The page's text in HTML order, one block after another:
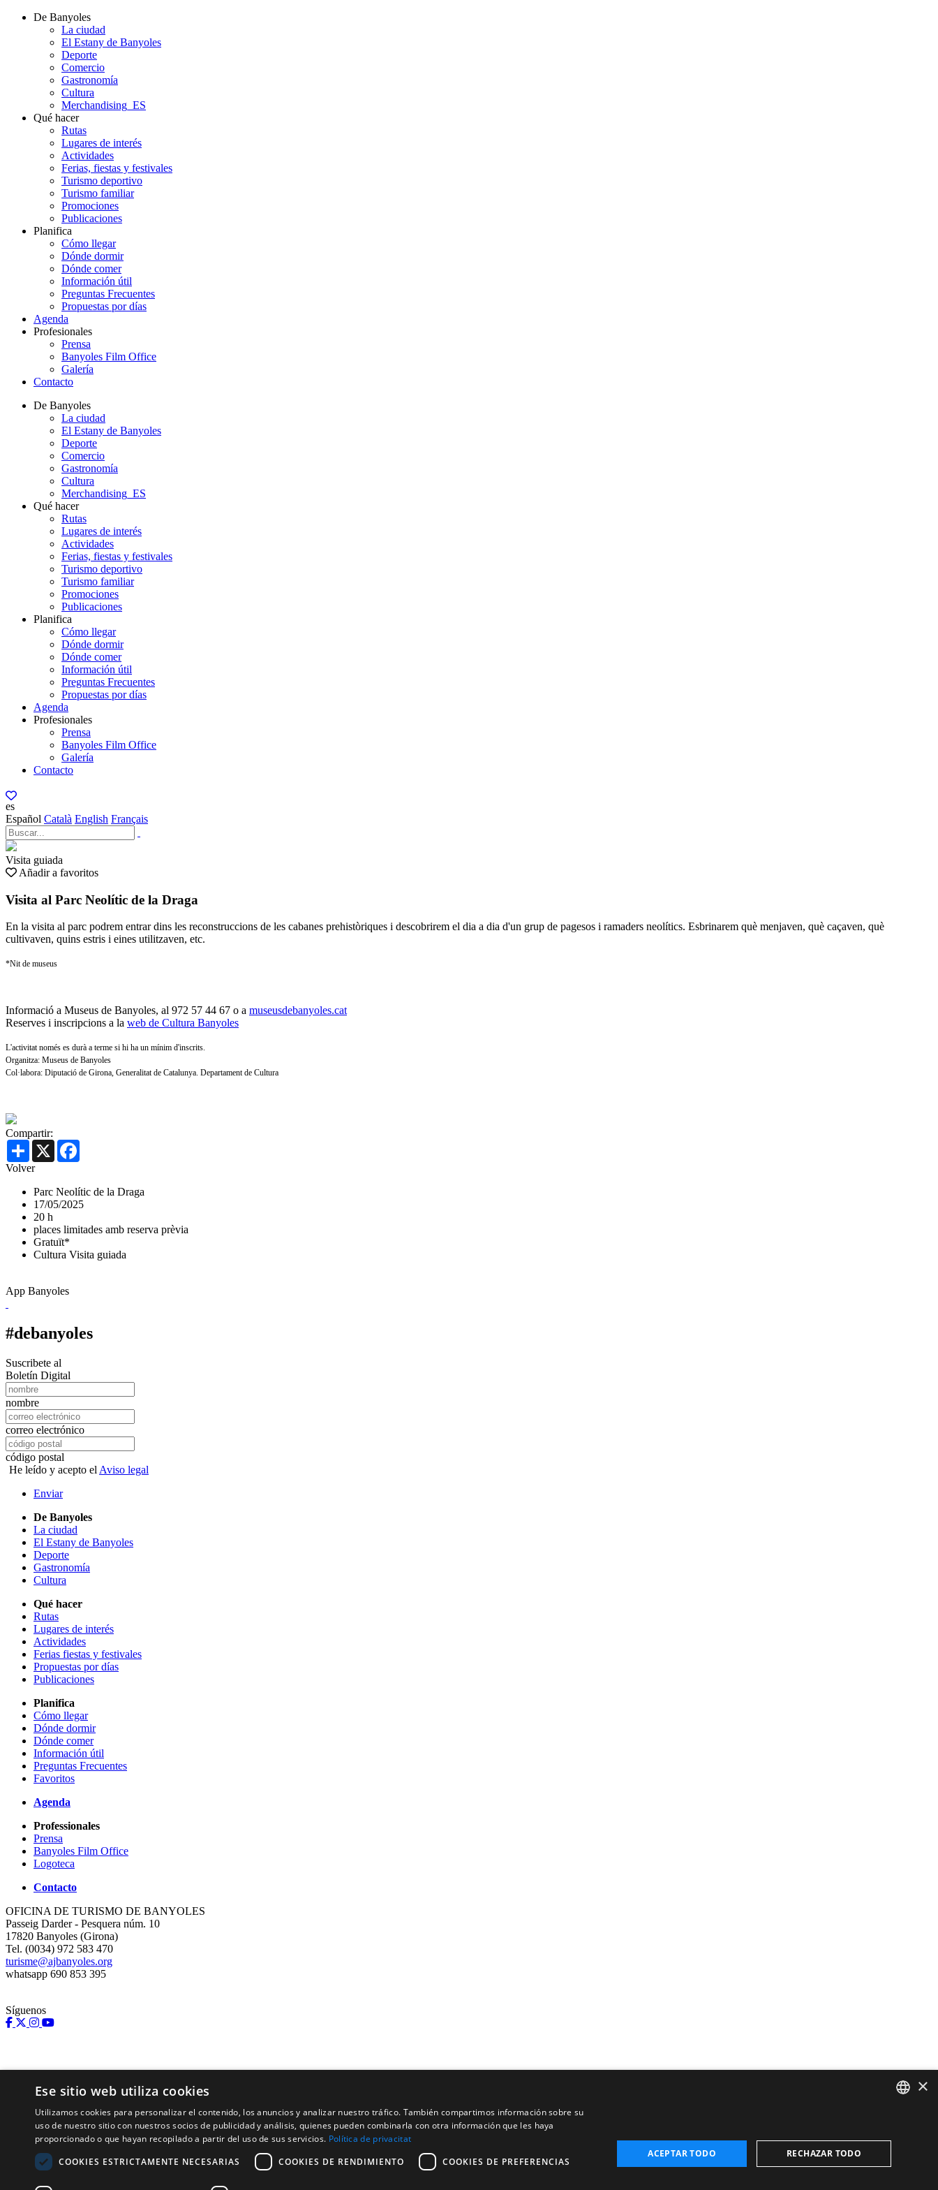
De Banyoles
La ciudad
El Estany de Banyoles
Deporte
Comercio
Gastronomía
Cultura
Merchandising_ES
Qué hacer
Rutas
Lugares de interés
Actividades
Ferias, fiestas y festivales
Turismo deportivo
Turismo familiar
Promociones
Publicaciones
Planifica
Cómo llegar
Dónde dormir
Dónde comer
Información útil
Preguntas Frecuentes
Propuestas por días
Agenda
Profesionales
Prensa
Banyoles Film Office
Galería
Contacto
De Banyoles
La ciudad
El Estany de Banyoles
Deporte
Comercio
Gastronomía
Cultura
Merchandising_ES
Qué hacer
Rutas
Lugares de interés
Actividades
Ferias, fiestas y festivales
Turismo deportivo
Turismo familiar
Promociones
Publicaciones
Planifica
Cómo llegar
Dónde dormir
Dónde comer
Información útil
Preguntas Frecuentes
Propuestas por días
Agenda
Profesionales
Prensa
Banyoles Film Office
Galería
Contacto
es
Español Català English Français
Visita guiada
Añadir a favoritos
Visita al Parc Neolític de la Draga
En la visita al parc podrem entrar dins les reconstruccions de les cabanes prehistòriques i descobrirem el dia a dia d'un grup de pagesos i ramaders neolítics. Esbrinarem què menjaven, què caçaven, què
cultivaven, quins estris i eines utilitzaven, etc.
*Nit de museus
Informació a Museus de Banyoles, al 972 57 44 67 o a museusdebanyoles.cat
Reserves i inscripcions a la web de Cultura Banyoles
L'activitat només es durà a terme si hi ha un mínim d'inscrits.
Organitza: Museus de Banyoles
Col·labora: Diputació de Girona, Generalitat de Catalunya. Departament de Cultura
Compartir:
Share X
Volver
Parc Neolític de la Draga
17/05/2025
20 h
places limitades amb reserva prèvia
Gratuït*
Cultura Visita guiada
App Banyoles
#debanyoles
Suscribete al
Boletín Digital
nombre
correo electrónico
código postal
He leído y acepto el Aviso legal
Enviar
De Banyoles
La ciudad
El Estany de Banyoles
Deporte
Gastronomía
Cultura
Qué hacer
Rutas
Lugares de interés
Actividades
Ferias fiestas y festivales
Propuestas por días
Publicaciones
Planifica
Cómo llegar
Dónde dormir
Dónde comer
Información útil
Preguntas Frecuentes
Favoritos
Agenda
Professionales
Prensa
Banyoles Film Office
Logoteca
Contacto
OFICINA DE TURISMO DE BANYOLES
Passeig Darder - Pesquera núm. 10
17820 Banyoles (Girona)
Tel. (0034) 972 583 470
turisme@ajbanyoles.org
whatsapp 690 853 395
Síguenos
Con el soporte de:
×
Ese sitio web utiliza cookies
Utilizamos cookies para personalizar el contenido, los anuncios y analizar nuestro tráfico. También compartimos información sobre su
uso de nuestro sitio con nuestros socios de publicidad y análisis, quienes pueden combinarla con otra información que les haya
proporcionado o que hayan recopilado a partir del uso de sus servicios. Política de privacitat
COOKIES ESTRICTAMENTE NECESARIAS
COOKIES DE RENDIMIENTO COOKIES DE PREFERENCIAS
ACEPTAR TODO RECHAZAR TODO